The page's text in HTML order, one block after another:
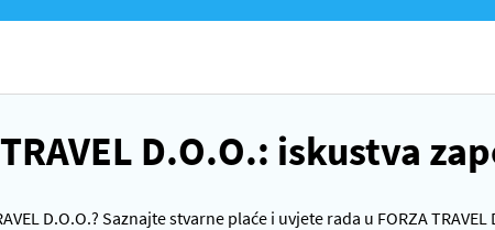
D.O.O.: iskustva
D.O.O.? Saznajte stvarne plaće i uvjete rada u FORZA